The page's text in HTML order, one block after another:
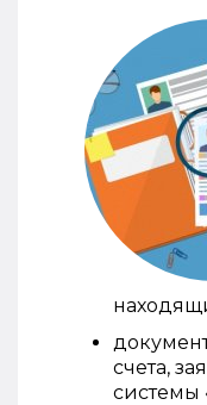
счета,
системы